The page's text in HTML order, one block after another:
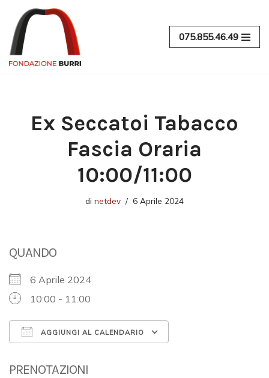
Vai
al
contenuto
075.855.46.49
Ex Seccatoi Tabacco
Fascia Oraria
10:00/11:00
di netdev 6 Aprile 2024
QUANDO
6 Aprile 2024
10:00 - 11:00
AGGIUNGI AL CALENDARIO
PRENOTAZIONI